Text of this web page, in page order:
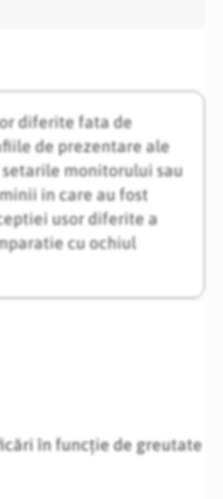
diferite fata de
de prezentare ale
monitorului sau
in care au fost
usor diferite a
cu ochiul
în funcție de greutate